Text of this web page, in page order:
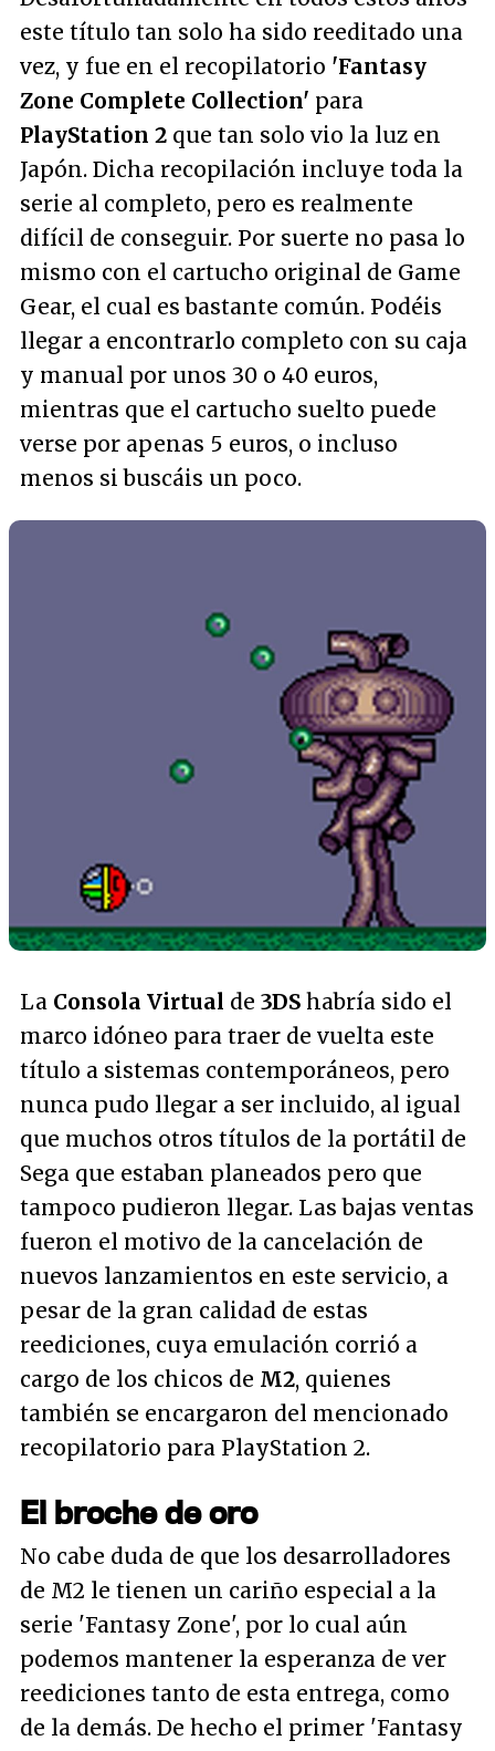
este título tan solo ha sido reeditado una
vez, y fue en el recopilatorio 'Fantasy
Zone Complete Collection' para
PlayStation 2 que tan solo vio la luz en
Japón. Dicha recopilación incluye toda la
serie al completo, pero es realmente
difícil de conseguir. Por suerte no pasa lo
mismo con el cartucho original de Game
Gear, el cual es bastante común. Podéis
llegar a encontrarlo completo con su caja
y manual por unos 30 o 40 euros,
mientras que el cartucho suelto puede
verse por apenas 5 euros, o incluso
menos si buscáis un poco.
La Consola Virtual de 3DS habría sido el
marco idóneo para traer de vuelta este
título a sistemas contemporáneos, pero
nunca pudo llegar a ser incluido, al igual
que muchos otros títulos de la portátil de
Sega que estaban planeados pero que
tampoco pudieron llegar. Las bajas ventas
fueron el motivo de la cancelación de
nuevos lanzamientos en este servicio, a
pesar de la gran calidad de estas
reediciones, cuya emulación corrió a
cargo de los chicos de M2, quienes
también se encargaron del mencionado
recopilatorio para PlayStation 2.
El broche de oro
No cabe duda de que los desarrolladores
de M2 le tienen un cariño especial a la
serie 'Fantasy Zone', por lo cual aún
podemos mantener la esperanza de ver
reediciones tanto de esta entrega, como
de la demás. De hecho el primer 'Fantasy